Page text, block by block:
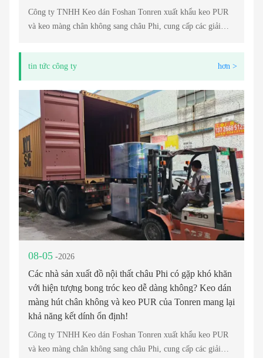
Công ty TNHH Keo dán Foshan Tonren xuất khẩu keo PUR
và keo màng chân không sang châu Phi, cung cấp các giải
tin tức công ty hơn >
08-05 -2026
Các nhà sản xuất đồ nội thất châu Phi có gặp khó khăn
với hiện tượng bong tróc keo dễ dàng không? Keo dán
màng hút chân không và keo PUR của Tonren mang lại
khả năng kết dính ổn định!
Công ty TNHH Keo dán Foshan Tonren xuất khẩu keo PUR
và keo màng chân không sang châu Phi, cung cấp các giải